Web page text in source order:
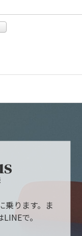
乗ります。ま
で。